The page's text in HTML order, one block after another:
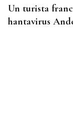
Un turista
hantavirus